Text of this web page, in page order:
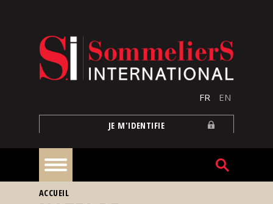
FR EN
JE M'IDENTIFIE
À
VOUS ÊTES ICI
ACCUEIL